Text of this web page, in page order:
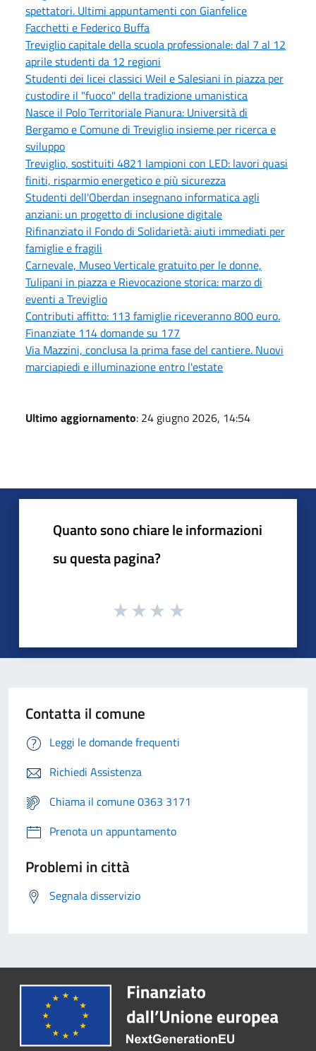
spettatori. Ultimi appuntamenti con Gianfelice
Facchetti e Federico Buffa
Treviglio capitale della scuola professionale: dal 7 al 12
aprile studenti da 12 regioni
Studenti dei licei classici Weil e Salesiani in piazza per
custodire il "fuoco" della tradizione umanistica
Nasce il Polo Territoriale Pianura: Università di
Bergamo e Comune di Treviglio insieme per ricerca e
sviluppo
Treviglio, sostituiti 4821 lampioni con LED: lavori quasi
finiti, risparmio energetico e più sicurezza
Studenti dell'Oberdan insegnano informatica agli
anziani: un progetto di inclusione digitale
Rifinanziato il Fondo di Solidarietà: aiuti immediati per
famiglie e fragili
Carnevale, Museo Verticale gratuito per le donne,
Tulipani in piazza e Rievocazione storica: marzo di
eventi a Treviglio
Contributi affitto: 113 famiglie riceveranno 800 euro.
Finanziate 114 domande su 177
Via Mazzini, conclusa la prima fase del cantiere. Nuovi
marciapiedi e illuminazione entro l'estate
Ultimo aggiornamento: 24 giugno 2026, 14:54
Quanto sono chiare le informazioni
su questa pagina?
Contatta il comune
Leggi le domande frequenti
Richiedi Assistenza
Chiama il comune 0363 3171
Prenota un appuntamento
Problemi in città
Segnala disservizio